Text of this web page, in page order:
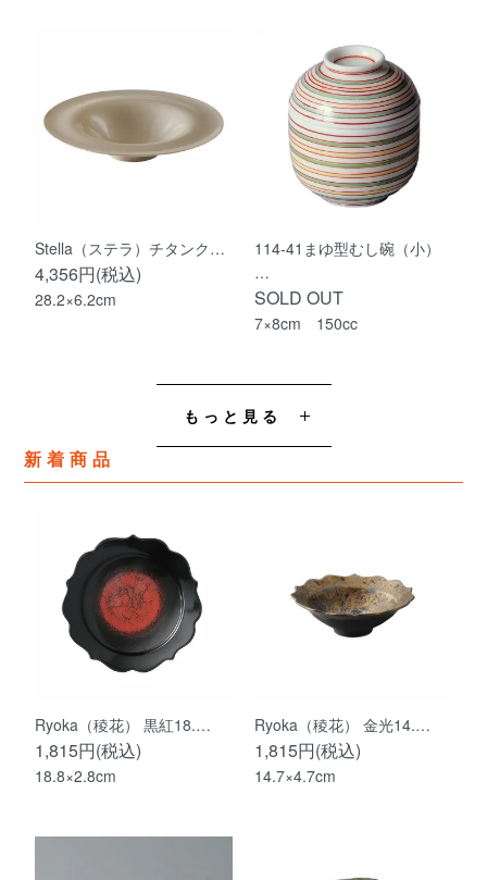
Stella（ステラ）チタンク…
4,356円(税込)
28.2×6.2cm
114-41まゆ型むし碗（小）
…
SOLD OUT
7×8cm 150cc
もっと見る
新着商品
Ryoka（稜花） 黒紅18.…
1,815円(税込)
18.8×2.8cm
Ryoka（稜花） 金光14.…
1,815円(税込)
14.7×4.7cm